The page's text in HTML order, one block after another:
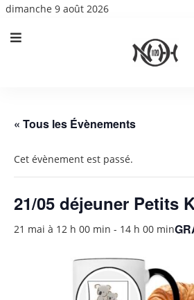
dimanche 9 août 2026
« Tous les Évènements
Cet évènement est passé.
21/05 déjeuner Petits
21 mai à 12 h 00 min - 14 h 00 min